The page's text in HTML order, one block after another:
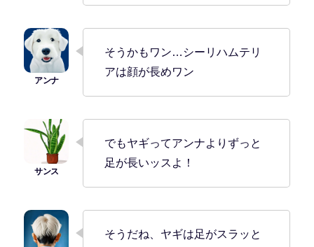
そうかもワン…シーリハムテリ
アは顔が長めワン
でもヤギってアンナよりずっと
足が長いッスよ！
そうだね、ヤギは足がスラッと